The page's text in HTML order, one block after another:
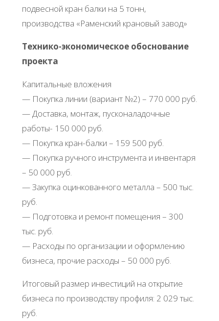
подвесной кран балки на 5 тонн,
производства «Раменский крановый завод»
Технико-экономическое обоснование
проекта
Капитальные вложения
— Покупка линии (вариант №2) – 770 000 руб.
— Доставка, монтаж, пусконаладочные
работы- 150 000 руб.
— Покупка кран-балки – 159 500 руб.
— Покупка ручного инструмента и инвентаря
– 50 000 руб.
— Закупка оцинкованного металла – 500 тыс.
руб.
— Подготовка и ремонт помещения – 300
тыс. руб.
— Расходы по организации и оформлению
бизнеса, прочие расходы – 50 000 руб.
Итоговый размер инвестиций на открытие
бизнеса по производству профиля: 2 029 тыс.
руб.